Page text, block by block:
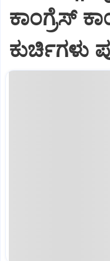
ಕಾಂಗ್ರೆಸ್
ಕುರ್ಚಿಗಳು